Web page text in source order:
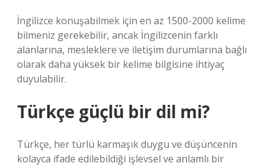
İngilizce konuşabilmek için en az 1500-2000 kelime
bilmeniz gerekebilir, ancak İngilizcenin farklı
alanlarına, mesleklere ve iletişim durumlarına bağlı
olarak daha yüksek bir kelime bilgisine ihtiyaç
duyulabilir.
Türkçe güçlü bir dil mi?
Türkçe, her türlü karmaşık duygu ve düşüncenin
kolayca ifade edilebildiği işlevsel ve anlamlı bir